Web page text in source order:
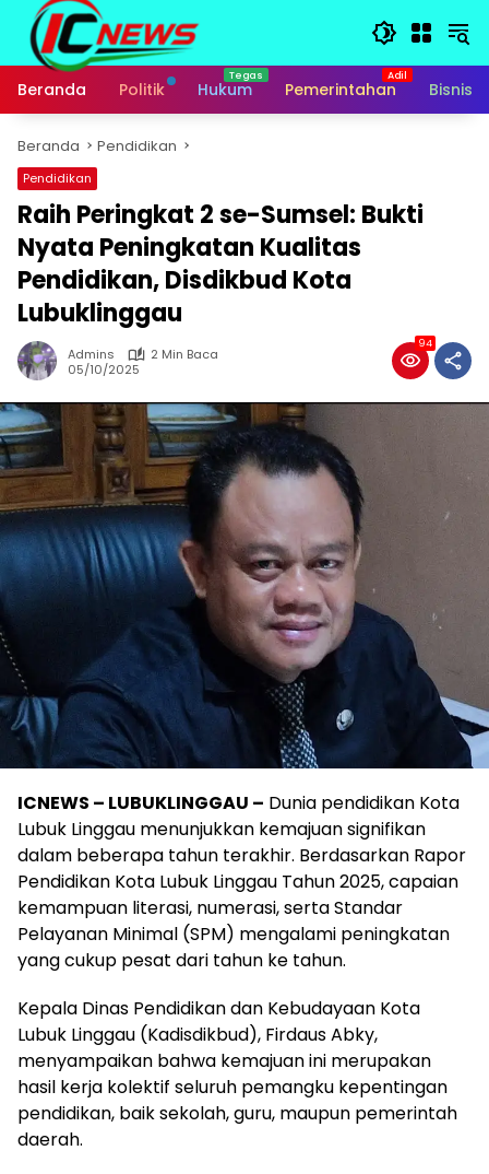
Langsung
konten
Beranda
Politik Hukum Pemerintahan Bisnis
Beranda Pendidikan
Pendidikan
Raih Peringkat 2 se-Sumsel: Bukti
Nyata Peningkatan Kualitas
Pendidikan, Disdikbud Kota
Lubuklinggau
Admins
2 Min Baca
05/10/2025
94
ICNEWS – LUBUKLINGGAU – Dunia pendidikan Kota
Lubuk Linggau menunjukkan kemajuan signifikan
dalam beberapa tahun terakhir. Berdasarkan Rapor
Pendidikan Kota Lubuk Linggau Tahun 2025, capaian
kemampuan literasi, numerasi, serta Standar
Pelayanan Minimal (SPM) mengalami peningkatan
yang cukup pesat dari tahun ke tahun.
Kepala Dinas Pendidikan dan Kebudayaan Kota
Lubuk Linggau (Kadisdikbud), Firdaus Abky,
menyampaikan bahwa kemajuan ini merupakan
hasil kerja kolektif seluruh pemangku kepentingan
pendidikan, baik sekolah, guru, maupun pemerintah
daerah.